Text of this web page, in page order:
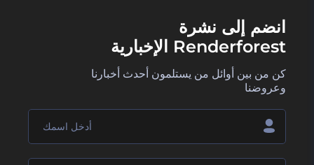
انضم إلى نشرة
Renderforest الإخبارية
كن من بين أوائل من يستلمون أحدث أخبارنا
وعروضنا